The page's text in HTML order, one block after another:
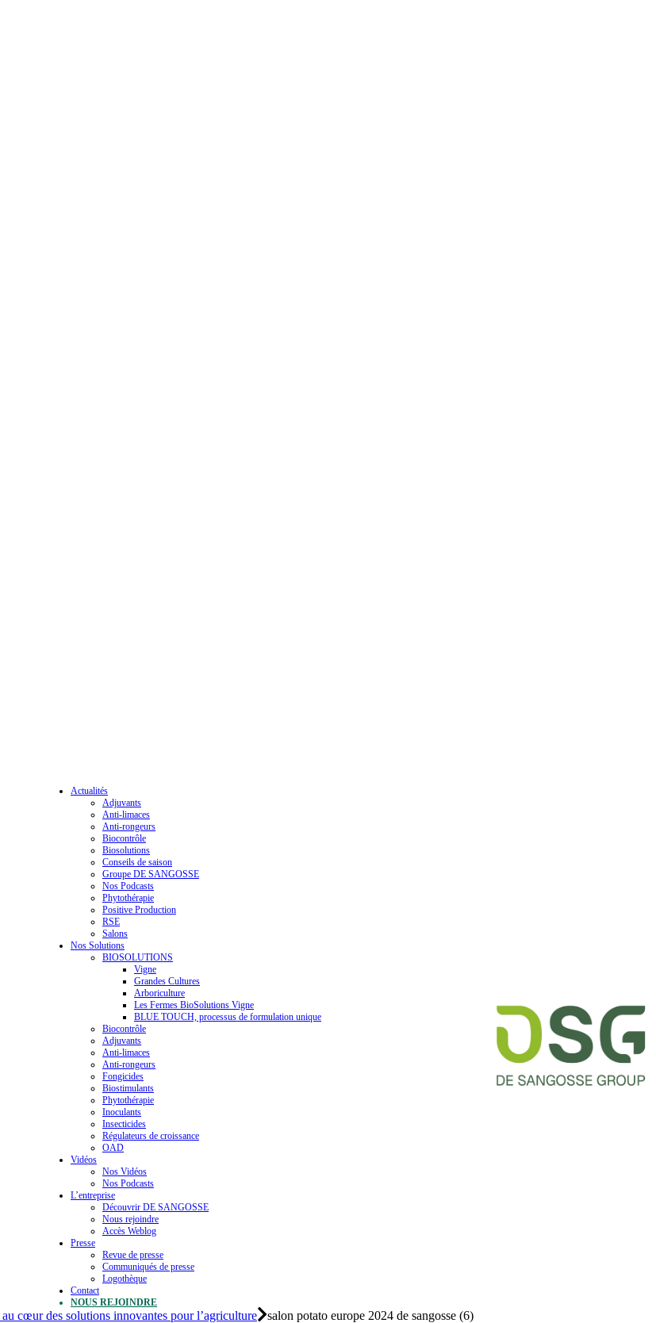
Actualités
Adjuvants
Anti-limaces
Anti-rongeurs
Biocontrôle
Biosolutions
Conseils de saison
Groupe DE SANGOSSE
Nos Podcasts
Phytothérapie
Positive Production
RSE
Salons
Nos Solutions
BIOSOLUTIONS
Vigne
Grandes Cultures
Arboriculture
Les Fermes BioSolutions Vigne
BLUE TOUCH, processus de formulation unique
Biocontrôle
Adjuvants
Anti-limaces
Anti-rongeurs
Fongicides
Biostimulants
Phytothérapie
Inoculants
Insecticides
Régulateurs de croissance
OAD
Vidéos
Nos Vidéos
Nos Podcasts
L’entreprise
Découvrir DE SANGOSSE
Nous rejoindre
Accès Weblog
Presse
Revue de presse
Communiqués de presse
Logothèque
Contact
NOUS REJOINDRE
cœur des solutions innovantes pour l’agriculture salon potato europe 2024 de sangosse (6)